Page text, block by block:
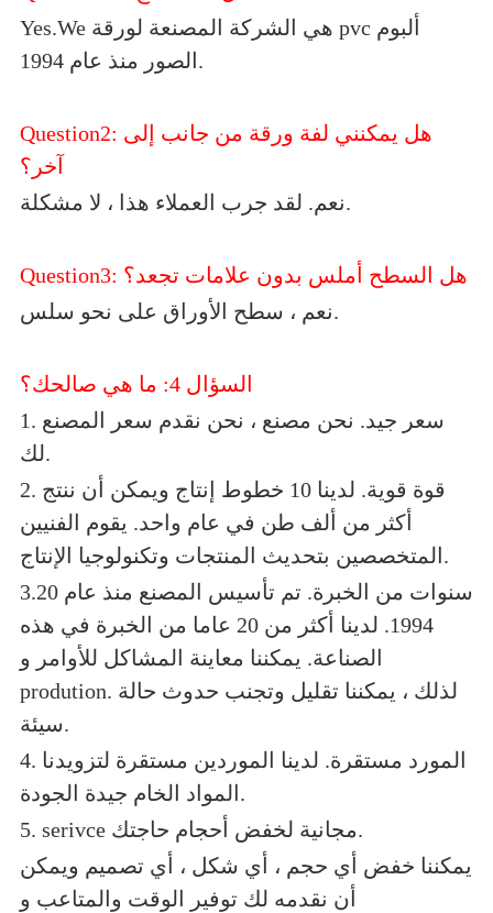
Yes.We هي الشركة المصنعة لورقة pvc ألبوم
الصور منذ عام 1994.
Question2: هل يمكنني لفة ورقة من جانب إلى
آخر؟
نعم. لقد جرب العملاء هذا ، لا مشكلة.
Question3: هل السطح أملس بدون علامات تجعد؟
نعم ، سطح الأوراق على نحو سلس.
السؤال 4: ما هي صالحك؟
1. سعر جيد. نحن مصنع ، نحن نقدم سعر المصنع
لك.
2. قوة قوية. لدينا 10 خطوط إنتاج ويمكن أن ننتج
أكثر من ألف طن في عام واحد. يقوم الفنيين
المتخصصين بتحديث المنتجات وتكنولوجيا الإنتاج.
3.20 سنوات من الخبرة. تم تأسيس المصنع منذ عام
1994. لدينا أكثر من 20 عاما من الخبرة في هذه
الصناعة. يمكننا معاينة المشاكل للأوامر و
prodution. لذلك ، يمكننا تقليل وتجنب حدوث حالة
سيئة.
4. المورد مستقرة. لدينا الموردين مستقرة لتزويدنا
المواد الخام جيدة الجودة.
5. serivce مجانية لخفض أحجام حاجتك.
يمكننا خفض أي حجم ، أي شكل ، أي تصميم ويمكن
أن نقدمه لك توفير الوقت والمتاعب و